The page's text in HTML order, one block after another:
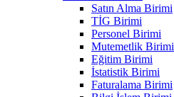
Satın Alma Birimi
TİG Birimi
Personel Birimi
Mutemetlik Birimi
Eğitim Birimi
İstatistik Birimi
Faturalama Birimi